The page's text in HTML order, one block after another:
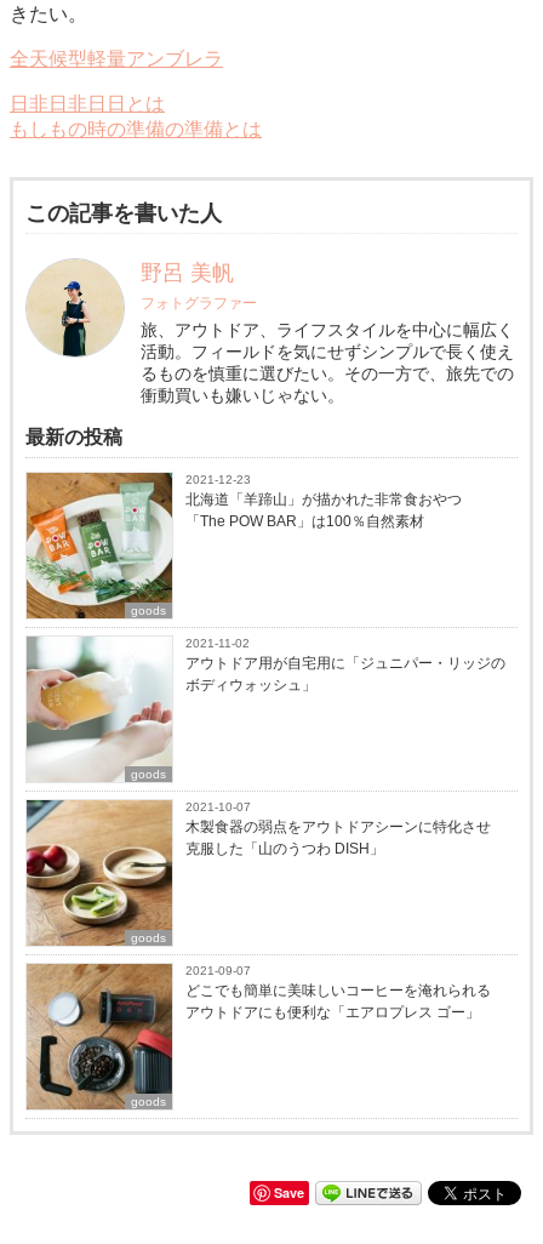
きたい。
全天候型軽量アンブレラ
日非日非日日とは
もしもの時の準備の準備とは
この記事を書いた人
野呂 美帆
フォトグラファー
旅、アウトドア、ライフスタイルを中心に幅広く
活動。フィールドを気にせずシンプルで長く使え
るものを慎重に選びたい。その一方で、旅先での
衝動買いも嫌いじゃない。
最新の投稿
goods
2021-12-23
北海道「羊蹄山」が描かれた非常食おやつ
「The POW BAR」は100％自然素材
goods
2021-11-02
アウトドア用が自宅用に「ジュニパー・リッジの
ボディウォッシュ」
goods
2021-10-07
木製食器の弱点をアウトドアシーンに特化させ
克服した「山のうつわ DISH」
goods
2021-09-07
どこでも簡単に美味しいコーヒーを淹れられる
アウトドアにも便利な「エアロプレス ゴー」
Save